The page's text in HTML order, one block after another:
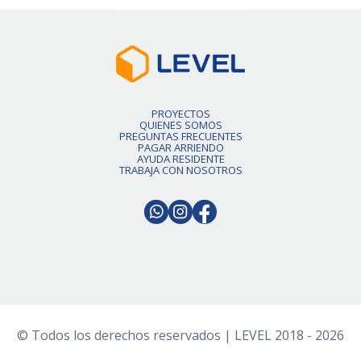
PROYECTOS
QUIENES SOMOS
PREGUNTAS FRECUENTES
PAGAR ARRIENDO
AYUDA RESIDENTE
TRABAJA CON NOSOTROS
© Todos los derechos reservados | LEVEL 2018 - 2026